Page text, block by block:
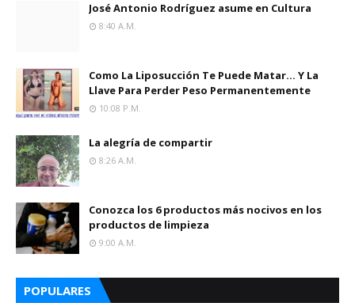
José Antonio Rodríguez asume en Cultura
8:40 A.m.
Como La Liposucción Te Puede Matar… Y La
Llave Para Perder Peso Permanentemente
10:08 P.m.
La alegría de compartir
8:26 A.m.
Conozca los 6 productos más nocivos en los
productos de limpieza
9:00 A.m.
POPULARES